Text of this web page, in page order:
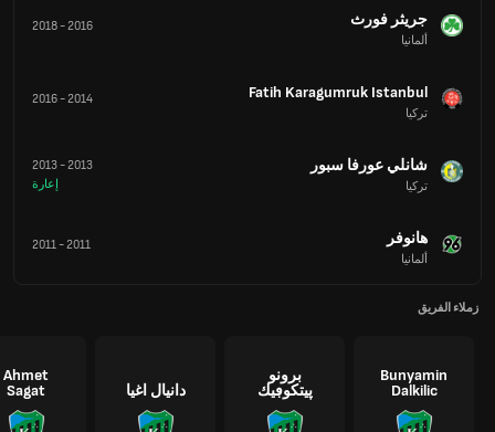
جريثر فورث
ألمانيا
2016
-
2018
Fatih Karagumruk Istanbul
تركيا
2014
-
2016
شانلي عورفا سبور
تركيا
2013
-
2013
إعارة
هانوفر
ألمانيا
2011
-
2011
زملاء الفريق
Bunyamin
Dalkilic
برونو
پيتكوڢيك
دانيال اغيا
Ahmet
Sagat